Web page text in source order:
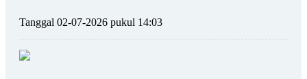
Tanggal 02-07-2026 pukul 14:03